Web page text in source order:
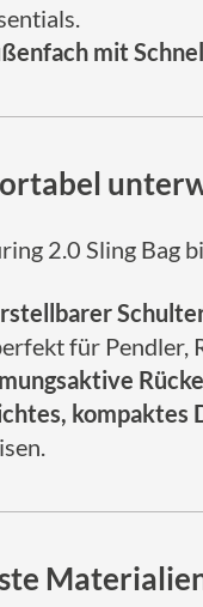
mit
2.0 Sling Bag
für Pendler,
kompaktes